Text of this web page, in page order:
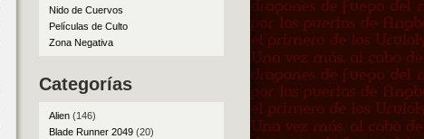
Nido de Cuervos
Películas de Culto
Zona Negativa
Categorías
Alien(146)
Blade Runner 2049(20)